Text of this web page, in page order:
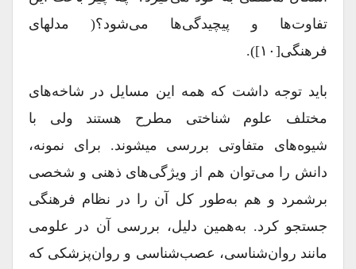
تفاوت‌ها و پیچیدگی‌ها می‌شود؟( مدل‎های
فرهنگی[۱۰]).
باید توجه داشت که همه این مسایل در شاخه‌های
مختلف علوم‌ شناختی مطرح هستند ولی با
شیوه‌های متفاوتی بررسی می‎شوند. برای نمونه،
دانش را می‌توان هم از ویژگی‌های ذهنی و شخصی
برشمرد و هم به‌طور کل آن را در نظام فرهنگی
جستجو کرد. به‌همین دلیل، بررسی آن در علومی
مانند روان‌شناسی، عصب‌شناسی و روان‌پزشکی که